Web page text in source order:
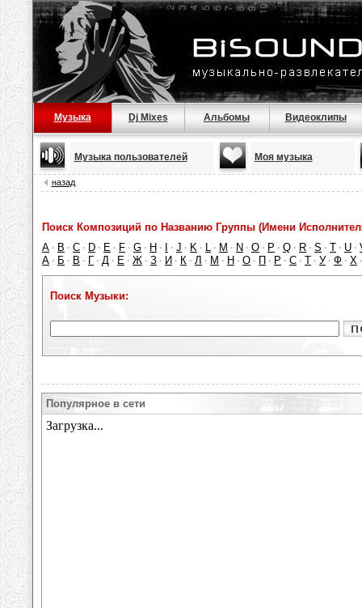
Музыка Dj Mixes Альбомы Видеоклипы
Музыка пользователей Моя музыка
назад
Поиск Композиций по Названию Группы (Имени
A · B · C · D · E · F · G · H · · J · K · L · M · N · O · P · Q · R · S · T · U ·
А · Б · В · Г · Д · Е · Ж · З · И · К · Л · М · Н · О · П · Р · С · Т · У · Ф · Х
Поиск Музыки:
Популярное в сети